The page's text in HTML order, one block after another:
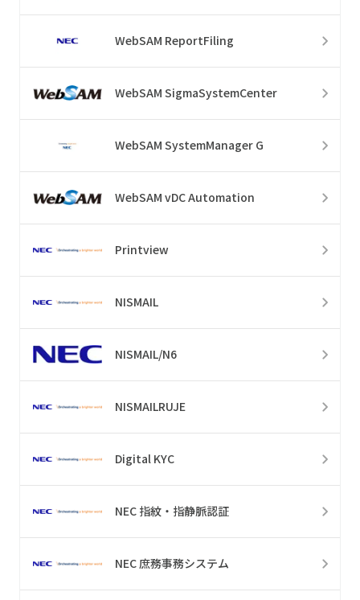
WebSAM ReportFiling
WebSAM SigmaSystemCenter
WebSAM SystemManager G
WebSAM vDC Automation
Printview
NISMAIL
NISMAIL/N6
NISMAILRUJE
Digital KYC
NEC 指紋・指静脈認証
NEC 庶務事務システム